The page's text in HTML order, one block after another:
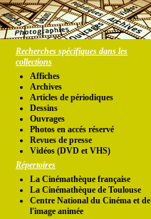
Recherches spécifiques dans les
collections
Affiches
Archives
Articles de périodiques
Dessins
Ouvrages
Photos en accés réservé
Revues de presse
Vidéos (DVD et VHS)
Répertoires
La Cinémathèque française
La Cinémathèque de Toulouse
Centre National du Cinéma et de
l'image animée